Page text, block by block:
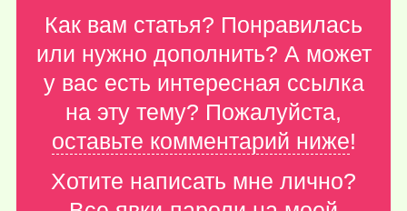
Как вам статья? Понравилась
или нужно дополнить? А может
у вас есть интересная ссылка
на эту тему? Пожалуйста,
оставьте комментарий ниже!
Хотите написать мне лично?